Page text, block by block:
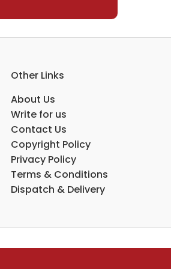
Other Links
About Us
Write for us
Contact Us
Copyright Policy
Privacy Policy
Terms & Conditions
Dispatch & Delivery